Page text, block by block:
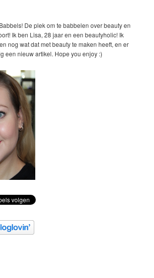
De plek om te babbelen over beauty en
Ik ben Lisa, 28 jaar en een beautyholic! Ik
nog wat dat met beauty te maken heeft, en er
een nieuw artikel. Hope you enjoy :)